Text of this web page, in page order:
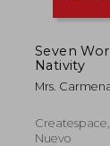
Seven
Nativity
Mrs.
Nuevo